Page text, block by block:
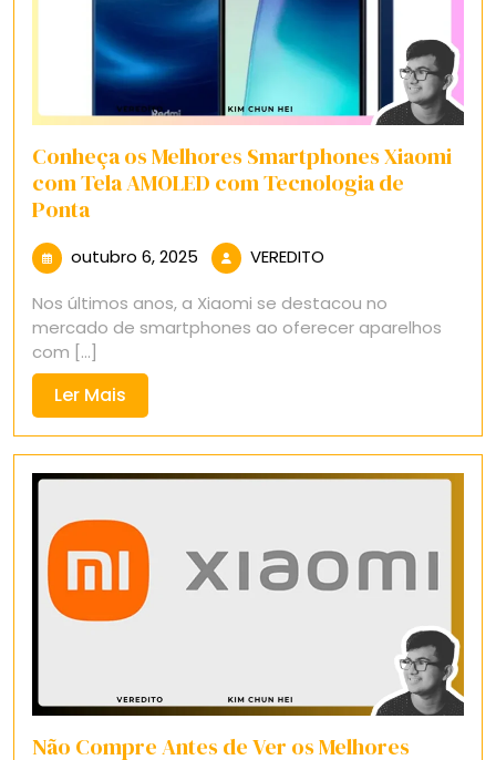
Conheça os Melhores Smartphones Xiaomi
com Tela AMOLED com Tecnologia de
Ponta
outubro 6, 2025 outubro
2025
VEREDITO
Nos últimos anos, a Xiaomi se destacou no
mercado de smartphones ao oferecer aparelhos
com [...]
Ler Mais
Mais
Não Compre Antes de Ver os Melhores